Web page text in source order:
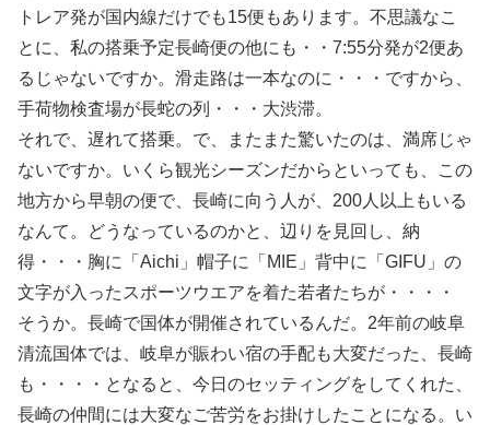
トレア発が国内線だけでも15便もあります。不思議なこ
とに、私の搭乗予定長崎便の他にも・・7:55分発が2便あ
るじゃないですか。滑走路は一本なのに・・・ですから、
手荷物検査場が長蛇の列・・・大渋滞。
それで、遅れて搭乗。で、またまた驚いたのは、満席じゃ
ないですか。いくら観光シーズンだからといっても、この
地方から早朝の便で、長崎に向う人が、200人以上もいる
なんて。どうなっているのかと、辺りを見回し、納
得・・・胸に「Aichi」帽子に「MIE」背中に「GIFU」の
文字が入ったスポーツウエアを着た若者たちが・・・・
そうか。長崎で国体が開催されているんだ。2年前の岐阜
清流国体では、岐阜が賑わい宿の手配も大変だった、長崎
も・・・・となると、今日のセッティングをしてくれた、
長崎の仲間には大変なご苦労をお掛けしたことになる。い